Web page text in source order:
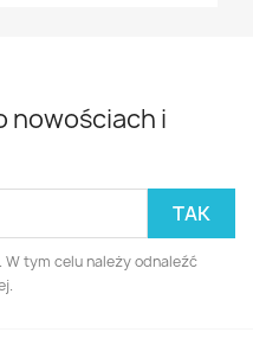
nowościach i
tym celu należy odnaleźć